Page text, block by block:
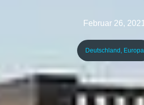
Februar 26, 2021
Deutschland Europa